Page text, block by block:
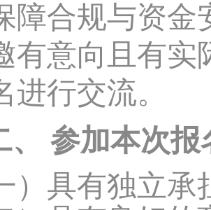
障合规与资金
有意向且有实
进行交流。
、 参加本次报
）具有独立